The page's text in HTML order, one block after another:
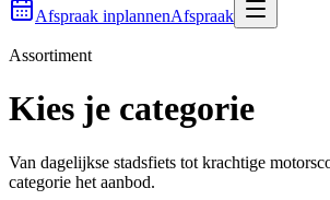
Afspraak inplannenAfspraak
Assortiment
Kies je categorie
Van dagelijkse stadsfiets tot krachtige
categorie het aanbod.